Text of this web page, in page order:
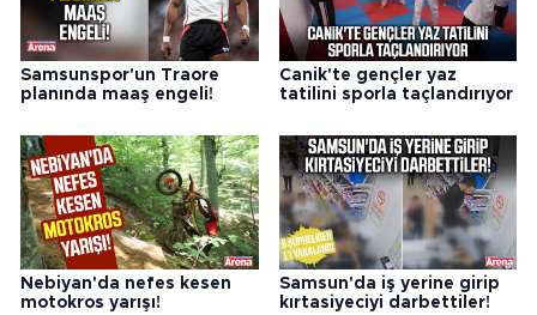
Samsunspor'un Traore
planında maaş engeli!
Canik'te gençler yaz
tatilini sporla taçlandırıyor
Nebiyan'da nefes kesen
motokros yarışı!
Samsun'da iş yerine girip
kırtasiyeciyi darbettiler!